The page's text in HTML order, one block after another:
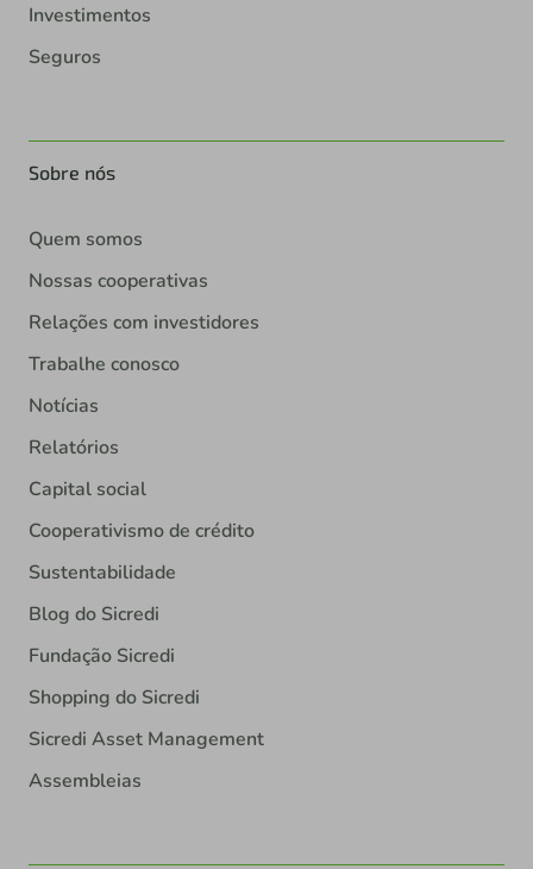
Investimentos
Seguros
Sobre nós
Quem somos
Nossas cooperativas
Relações com investidores
Trabalhe conosco
Notícias
Relatórios
Capital social
Cooperativismo de crédito
Sustentabilidade
Blog do Sicredi
Fundação Sicredi
Shopping do Sicredi
Sicredi Asset Management
Assembleias